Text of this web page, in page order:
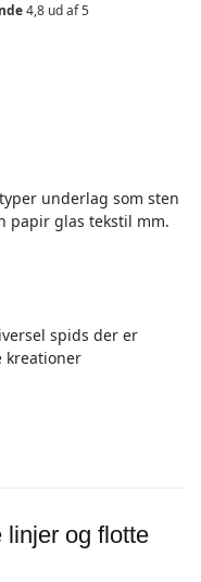
4,8 ud af 5
underlag som sten
papir glas tekstil mm.
spids der er
kreationer
linjer og flotte